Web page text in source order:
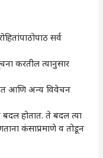
सर्व
करतील त्यानुसार
आणि अन्य विवेचन
बदल होतात. ते बदल त्या
कंसाप्रमाणे व तोडून